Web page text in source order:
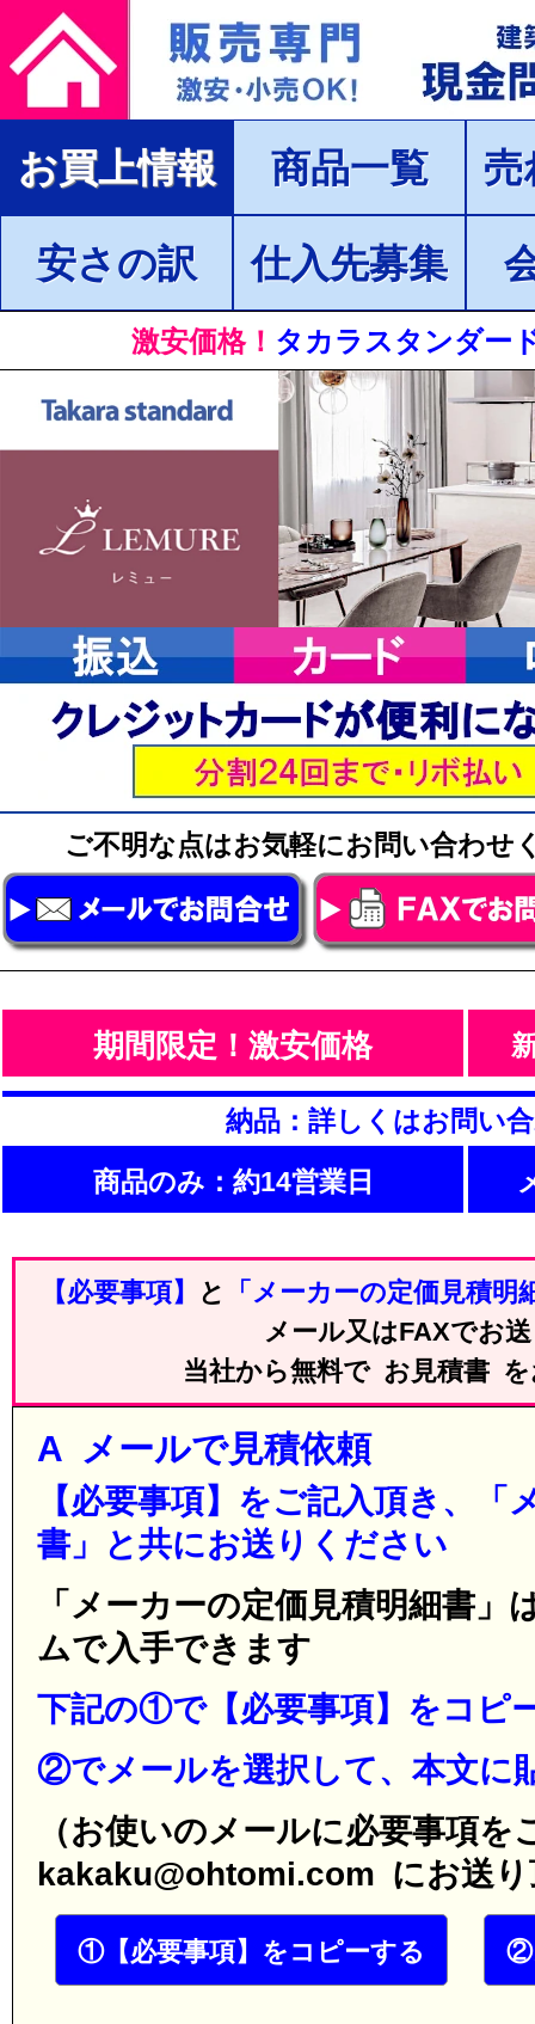
お買上情報 商品一覧 売
安さの訳 仕入先募集
激安価格！ タカラスタンダー
ご不明な点はお気軽にお問い合わ
期間限定！激安価格
納品：詳しくはお問い
商品のみ：約14営業日
【必要事項】 と
「メーカーの定価見積
メール又はFAXでお
当社から無料で お見積書
A メールで見積依頼
【必要事項】をご記入頂き、「
書」と共にお送りください
「メーカーの定価見積明細書
ムで入手できます
下記の①で【必要事項】をコピ
②でメールを選択して、本文に
（お使いのメールに必要事項
kakaku@ohtomi.com にお送り
①【必要事項】をコピーする ②